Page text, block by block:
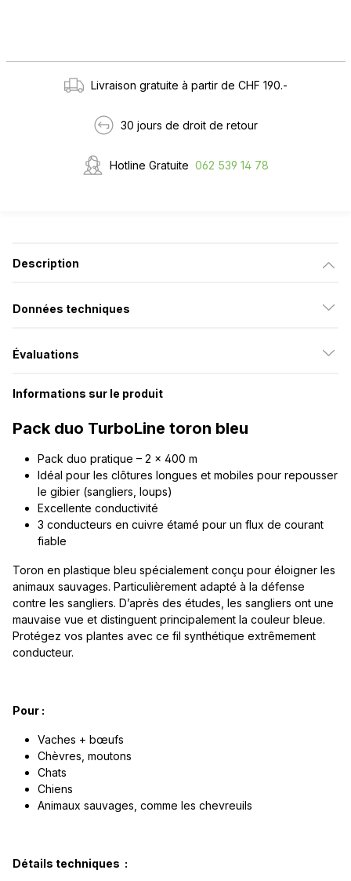
Livraison gratuite à partir de CHF 190.-
30 jours de droit de retour
Hotline Gratuite 062 539 14 78
Description
Données techniques
Évaluations
Informations sur le produit
Pack duo TurboLine toron bleu
Pack duo pratique – 2 x 400 m
Idéal pour les clôtures longues et mobiles pour repousser
le gibier (sangliers, loups)
Excellente conductivité
3 conducteurs en cuivre étamé pour un flux de courant
fiable
Toron en plastique bleu spécialement conçu pour éloigner les
animaux sauvages. Particulièrement adapté à la défense
contre les sangliers. D’après des études, les sangliers ont une
mauvaise vue et distinguent principalement la couleur bleue.
Protégez vos plantes avec ce fil synthétique extrêmement
conducteur.
Pour :
Vaches + bœufs
Chèvres, moutons
Chats
Chiens
Animaux sauvages, comme les chevreuils
Détails techniques :